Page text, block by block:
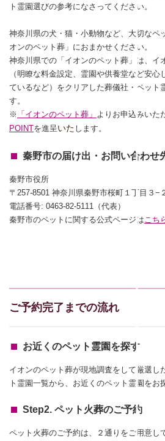
ト霊園選びの参考になさってください。
神奈川県の犬・猫・小動物など、大切なペ
オンのペット葬」におまかせください。
神奈川県での「イオンのペット葬」は、イ
（明瞭な料金設定、霊園や供養堂など安心
ているなど）をクリアした葬儀社・ペット
す。
※ 「イオンのペット葬」 よりお申込みいた
POINTを進呈いた します。
秦野市の届け出・お問い合わせ
秦野市役所
〒257-8501 神奈川県秦野市桜町１丁目３−
電話番号: 0463-82-5111（代表）
秦野市のペットに関する公式ページはこち
ご予約完了までの流れ
お近くのペット霊園を探す
イオンのペット葬が現地調査をして厳選し
ト霊園一覧から、お近くのペット霊園をお
Step2. ペット火葬のご予約
ペット火葬のご予約は、２通りをご用意し